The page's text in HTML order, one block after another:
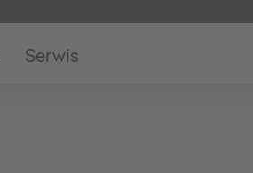
Serwis